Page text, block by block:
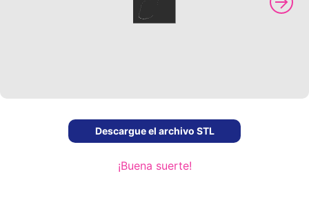
Descargue el archivo STL
¡Buena suerte!